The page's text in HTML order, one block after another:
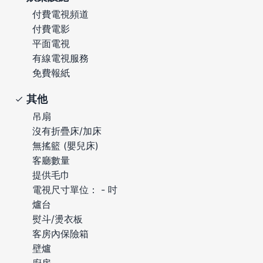
付費電視頻道
付費電影
平面電視
有線電視服務
免費報紙
其他
吊扇
沒有折疊床/加床
無搖籃 (嬰兒床)
客廳數量
提供毛巾
電視尺寸單位： - 吋
爐台
熨斗/燙衣板
客房內保險箱
壁爐